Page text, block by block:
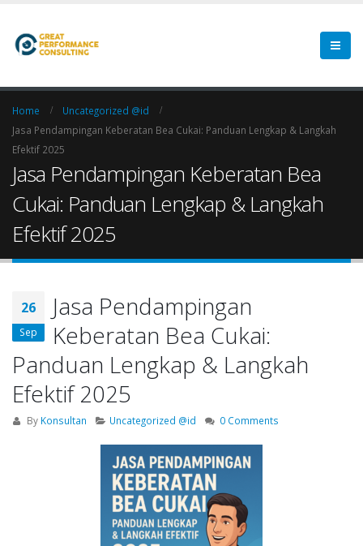
Home
Uncategorized @id
Jasa Pendampingan Keberatan Bea Cukai: Panduan Lengkap & Langkah
Efektif 2025
Jasa Pendampingan Keberatan Bea
Cukai: Panduan Lengkap & Langkah
Efektif 2025
26
Sep
Jasa Pendampingan
Keberatan Bea Cukai:
Panduan Lengkap & Langkah
Efektif 2025
By Konsultan Uncategorized @id 0 Comments